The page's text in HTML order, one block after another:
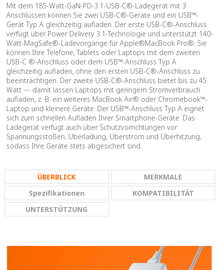
Mit dem 185-Watt-GaN-PD-3.1-USB-C®-Ladegerät mit 3
Anschlüssen können Sie zwei USB-C®-Geräte und ein USB™-
Gerät Typ A gleichzeitig aufladen. Der erste USB-C®-Anschluss
verfügt über Power Delivery 3.1-Technologie und unterstützt 140-
Watt-MagSafe®-Ladevorgänge für Apple®MacBook Pro®. Sie
können Ihre Telefone, Tablets oder Laptops mit dem zweiten
USB-C ®-Anschluss oder dem USB™-Anschluss Typ A
gleichzeitig aufladen, ohne den ersten USB-C®-Anschluss zu
beeinträchtigen. Der zweite USB-C®-Anschluss bietet bis zu 45
Watt ─ damit lassen Laptops mit geringem Stromverbrauch
aufladen, z. B. ein weiteres MacBook Air® oder Chromebook™-
Laptop und kleinere Geräte. Der USB™-Anschluss Typ A eignet
sich zum schnellen Aufladen Ihrer Smartphone-Geräte. Das
Ladegerät verfügt auch über Schutzvorrichtungen vor
Spannungsstößen, Überladung, Überstrom und Überhitzung,
sodass Ihre Geräte stets abgesichert sind.
ÜBERBLICK
MERKMALE
Spezifikationen
KOMPATIBILITÄT
UNTERSTÜTZUNG